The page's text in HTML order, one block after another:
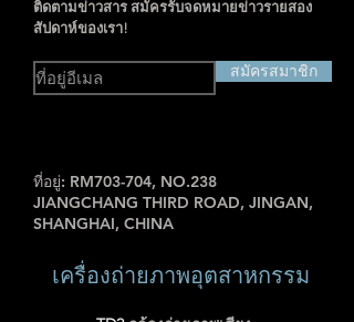
ติดตามข่าวสาร สมัครรับจดหมายข่าวรายสอง
สัปดาห์ของเรา!
สมัครสมาชิก
ที่อยู่: RM703-704, NO.238
JIANGCHANG THIRD ROAD, JINGAN,
SHANGHAI, CHINA
เครื่องถ่ายภาพอุตสาหกรรม